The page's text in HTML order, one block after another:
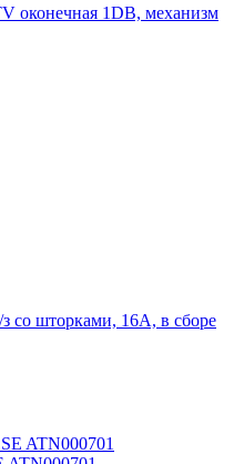
оконечная 1DB, механизм
з со шторками, 16А, в сборе